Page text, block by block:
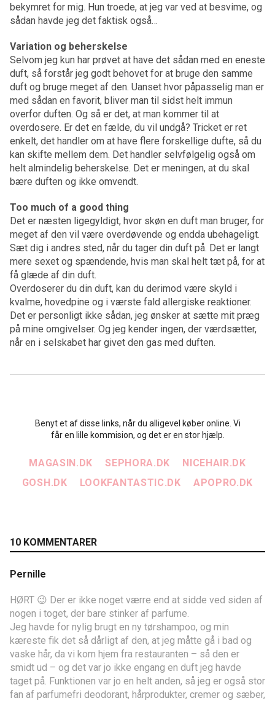
bekymret for mig. Hun troede, at jeg var ved at besvime, og
sådan havde jeg det faktisk også…
Variation og beherskelse
Selvom jeg kun har prøvet at have det sådan med en eneste
duft, så forstår jeg godt behovet for at bruge den samme
duft og bruge meget af den. Uanset hvor påpasselig man er
med sådan en favorit, bliver man til sidst helt immun
overfor duften. Og så er det, at man kommer til at
overdosere. Er det en fælde, du vil undgå? Tricket er ret
enkelt, det handler om at have flere forskellige dufte, så du
kan skifte mellem dem. Det handler selvfølgelig også om
helt almindelig beherskelse. Det er meningen, at du skal
bære duften og ikke omvendt.
Too much of a good thing
Det er næsten ligegyldigt, hvor skøn en duft man bruger, for
meget af den vil være overdøvende og endda ubehageligt.
Sæt dig i andres sted, når du tager din duft på. Det er langt
mere sexet og spændende, hvis man skal helt tæt på, for at
få glæde af din duft.
Overdoserer du din duft, kan du derimod være skyld i
kvalme, hovedpine og i værste fald allergiske reaktioner.
Det er personligt ikke sådan, jeg ønsker at sætte mit præg
på mine omgivelser. Og jeg kender ingen, der værdsætter,
når en i selskabet har givet den gas med duften.
Benyt et af disse links, når du alligevel køber online. Vi
får en lille kommision, og det er en stor hjælp.
MAGASIN.DK SEPHORA.DK
NICEHAIR.DK
GOSH.DK
LOOKFANTASTIC.DK APOPRO.DK
10 KOMMENTARER
Pernille
HØRT 😉 Der er ikke noget værre end at sidde ved siden af
nogen i toget, der bare stinker af parfume.
Jeg havde for nylig brugt en ny tørshampoo, og min
kæreste fik det så dårligt af den, at jeg måtte gå i bad og
vaske hår, da vi kom hjem fra restauranten – så den er
smidt ud – og det var jo ikke engang en duft jeg havde
taget på. Funktionen var jo en helt anden, så jeg er også stor
fan af parfumefri deodorant, hårprodukter, cremer og sæber,